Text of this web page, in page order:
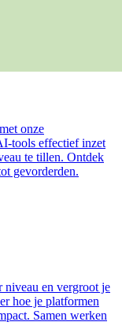
onze
tools effectief inzet
te tillen. Ontdek
gevorderden.
niveau en vergroot je
hoe je platformen
Samen werken